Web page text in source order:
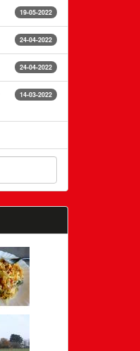
19-05-2022
24-04-2022
24-04-2022
14-03-2022